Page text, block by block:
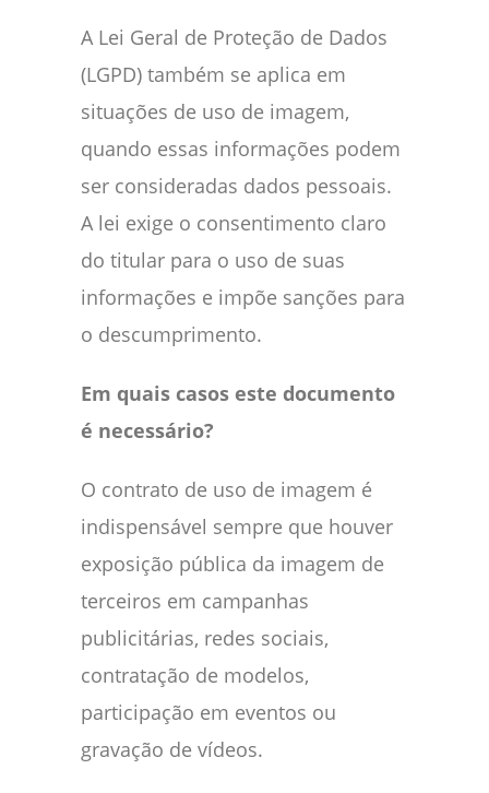
A Lei Geral de Proteção de Dados
(LGPD) também se aplica em
situações de uso de imagem,
quando essas informações podem
ser consideradas dados pessoais.
A lei exige o consentimento claro
do titular para o uso de suas
informações e impõe sanções para
o descumprimento.
Em quais casos este documento
é necessário?
O contrato de uso de imagem é
indispensável sempre que houver
exposição pública da imagem de
terceiros em campanhas
publicitárias, redes sociais,
contratação de modelos,
participação em eventos ou
gravação de vídeos.